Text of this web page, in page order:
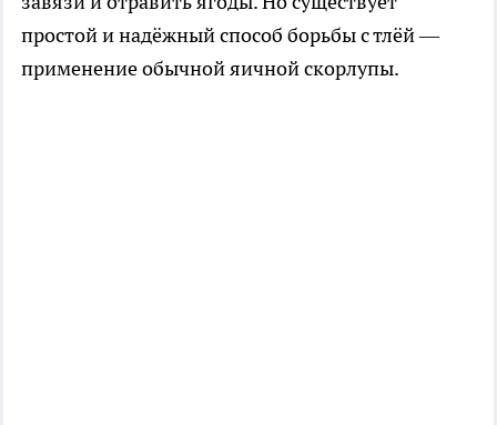
простой и надёжный способ борьбы с тлёй —
применение обычной яичной скорлупы.